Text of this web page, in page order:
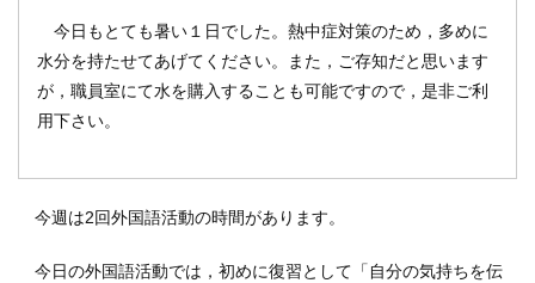
今日もとても暑い１日でした。熱中症対策のため，多めに
水分を持たせてあげてください。また，ご存知だと思います
が，職員室にて水を購入することも可能ですので，是非ご利
用下さい。
今週は2回外国語活動の時間があります。
今日の外国語活動では，初めに復習として「自分の気持ちを伝